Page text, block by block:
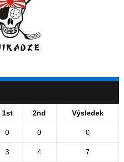
1st 2nd Výsledek
0 0 0
3 4 7